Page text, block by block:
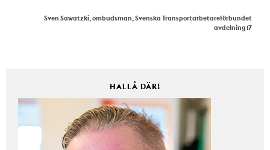
Sven Sawatzki, ombudsman, Svenska Transportarbetareförbundet
avdelning 17
HALLÅ DÄR!